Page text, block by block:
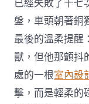
已經失敗了十七
盤，車頭朝著銅
最後的溫柔提醒
獸，但他那顫抖
處的一根室內設
擊，而是輕柔的